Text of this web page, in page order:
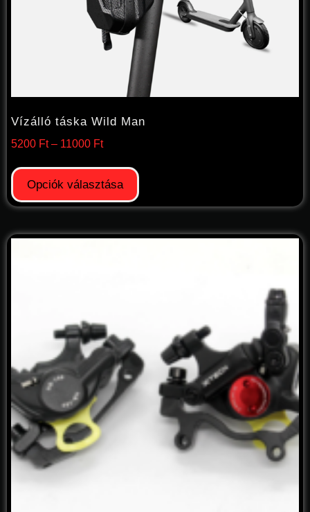
Vízálló táska Wild Man
5200 Ft – 11000 Ft
Opciók választása